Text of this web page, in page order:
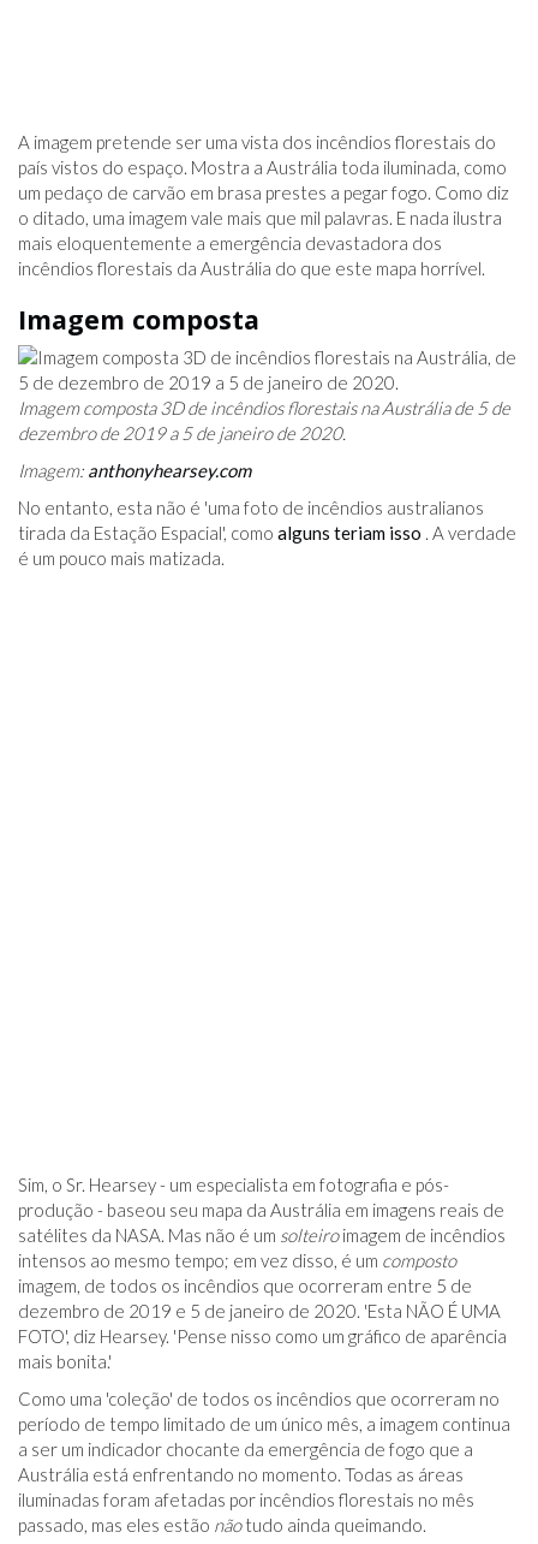
A imagem pretende ser uma vista dos incêndios florestais do
país vistos do espaço. Mostra a Austrália toda iluminada, como
um pedaço de carvão em brasa prestes a pegar fogo. Como diz
o ditado, uma imagem vale mais que mil palavras. E nada ilustra
mais eloquentemente a emergência devastadora dos
incêndios florestais da Austrália do que este mapa horrível.
Imagem composta
Imagem composta 3D de incêndios florestais na Austrália de 5 de
dezembro de 2019 a 5 de janeiro de 2020.
Imagem: anthonyhearsey.com
No entanto, esta não é 'uma foto de incêndios australianos
tirada da Estação Espacial', como alguns teriam isso . A verdade
é um pouco mais matizada.
Sim, o Sr. Hearsey - um especialista em fotografia e pós-
produção - baseou seu mapa da Austrália em imagens reais de
satélites da NASA. Mas não é um solteiroimagem de incêndios
intensos ao mesmo tempo; em vez disso, é um composto
imagem, de todos os incêndios que ocorreram entre 5 de
dezembro de 2019 e 5 de janeiro de 2020. 'Esta NÃO É UMA
FOTO', diz Hearsey. 'Pense nisso como um gráfico de aparência
mais bonita.'
Como uma 'coleção' de todos os incêndios que ocorreram no
período de tempo limitado de um único mês, a imagem continua
a ser um indicador chocante da emergência de fogo que a
Austrália está enfrentando no momento. Todas as áreas
iluminadas foram afetadas por incêndios florestais no mês
passado, mas eles estão nãotudo ainda queimando.